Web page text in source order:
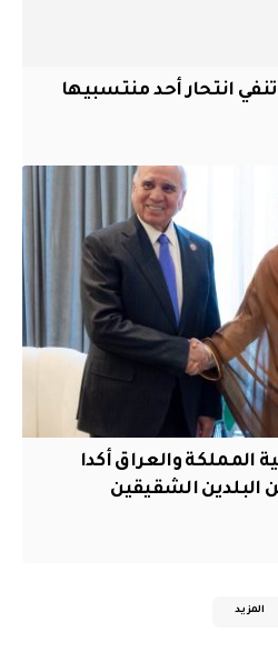
انتحار أحد منتسبيها
المملكة والعراق أكدا
البلدين الشقيقين
المزيد